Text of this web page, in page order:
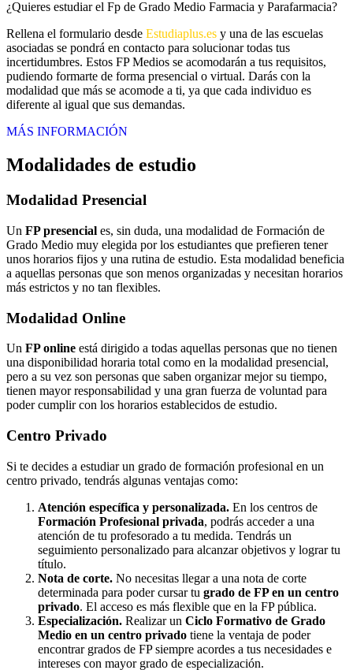
¿Quieres estudiar el Fp de Grado Medio Farmacia y Parafarmacia?
Rellena el formulario desde Estudiaplus.es y una de las escuelas
asociadas se pondrá en contacto para solucionar todas tus
incertidumbres. Estos FP Medios se acomodarán a tus requisitos,
pudiendo formarte de forma presencial o virtual. Darás con la
modalidad que más se acomode a ti, ya que cada individuo es
diferente al igual que sus demandas.
MÁS INFORMACIÓN
Modalidades de estudio
Modalidad Presencial
Un FP presencial es, sin duda, una modalidad de Formación de
Grado Medio muy elegida por los estudiantes que prefieren tener
unos horarios fijos y una rutina de estudio. Esta modalidad beneficia
a aquellas personas que son menos organizadas y necesitan horarios
más estrictos y no tan flexibles.
Modalidad Online
Un FP online está dirigido a todas aquellas personas que no tienen
una disponibilidad horaria total como en la modalidad presencial,
pero a su vez son personas que saben organizar mejor su tiempo,
tienen mayor responsabilidad y una gran fuerza de voluntad para
poder cumplir con los horarios establecidos de estudio.
Centro Privado
Si te decides a estudiar un grado de formación profesional en un
centro privado, tendrás algunas ventajas como:
Atención específica y personalizada. En los centros de
Formación Profesional privada, podrás acceder a una
atención de tu profesorado a tu medida. Tendrás un
seguimiento personalizado para alcanzar objetivos y lograr tu
título.
Nota de corte. No necesitas llegar a una nota de corte
determinada para poder cursar tu grado de FP en un centro
privado. El acceso es más flexible que en la FP pública.
Especialización. Realizar un Ciclo Formativo de Grado
Medio en un centro privado tiene la ventaja de poder
encontrar grados de FP siempre acordes a tus necesidades e
intereses con mayor grado de especialización.